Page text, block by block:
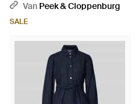
Van Peek & Cloppenburg
SALE